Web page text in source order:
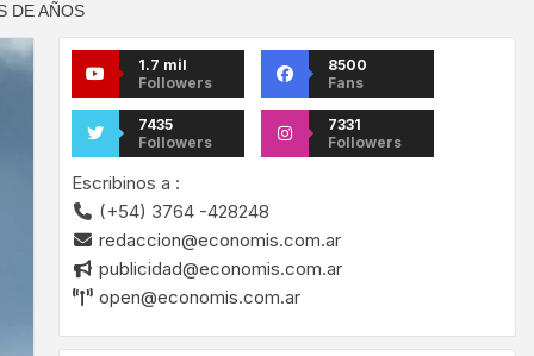
DE AÑOS
1.7 mil
Followers
8500
Fans
7435
Followers
7331
Followers
Escribinos a :
(+54) 3764 -428248
redaccion@economis.com.ar
publicidad@economis.com.ar
open@economis.com.ar